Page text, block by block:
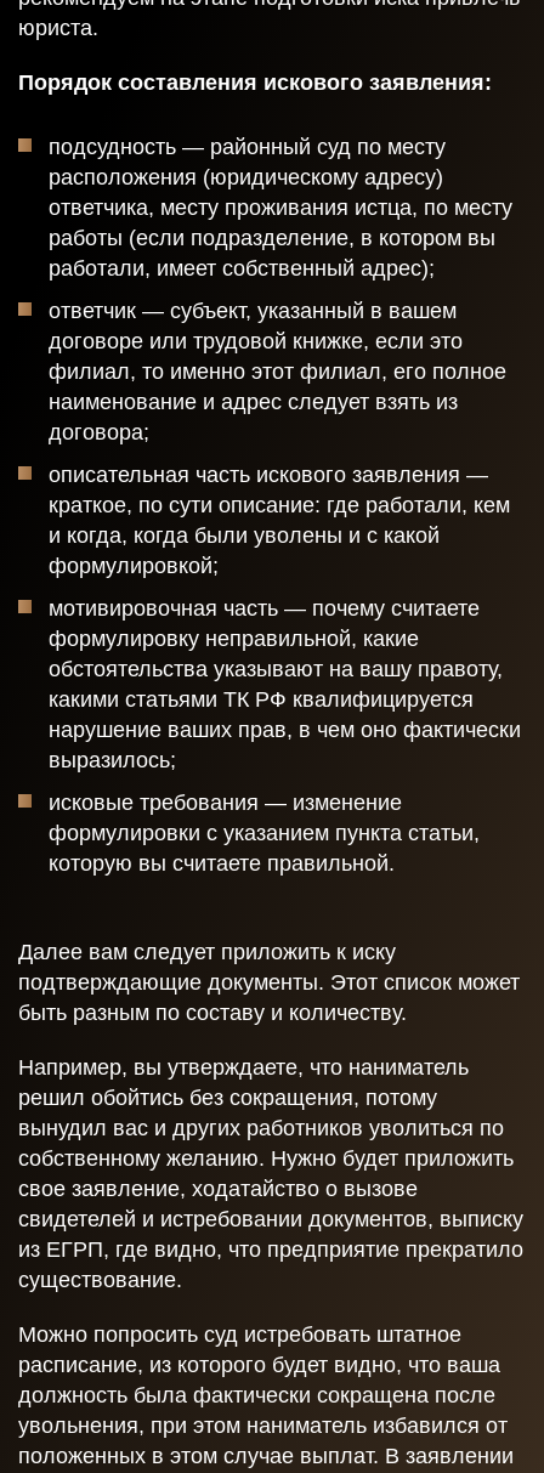
юриста.
Порядок составления искового заявления:
подсудность — районный суд по месту
расположения (юридическому адресу)
ответчика, месту проживания истца, по месту
работы (если подразделение, в котором вы
работали, имеет собственный адрес);
ответчик — субъект, указанный в вашем
договоре или трудовой книжке, если это
филиал, то именно этот филиал, его полное
наименование и адрес следует взять из
договора;
описательная часть искового заявления —
краткое, по сути описание: где работали, кем
и когда, когда были уволены и с какой
формулировкой;
мотивировочная часть — почему считаете
формулировку неправильной, какие
обстоятельства указывают на вашу правоту,
какими статьями ТК РФ квалифицируется
нарушение ваших прав, в чем оно фактически
выразилось;
исковые требования — изменение
формулировки с указанием пункта статьи,
которую вы считаете правильной.
Далее вам следует приложить к иску
подтверждающие документы. Этот список может
быть разным по составу и количеству.
Например, вы утверждаете, что наниматель
решил обойтись без сокращения, потому
вынудил вас и других работников уволиться по
собственному желанию. Нужно будет приложить
свое заявление, ходатайство о вызове
свидетелей и истребовании документов, выписку
из ЕГРП, где видно, что предприятие прекратило
существование.
Можно попросить суд истребовать штатное
расписание, из которого будет видно, что ваша
должность была фактически сокращена после
увольнения, при этом наниматель избавился от
положенных в этом случае выплат. В заявлении
Получить
консультацию
Даю согласие на обработку персональных данных
Отправить
Ваша заявка отправлена и в ближайшее время
будет рассмотрена.